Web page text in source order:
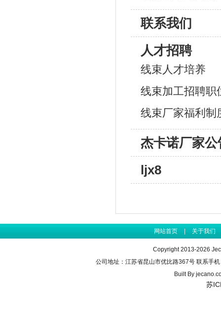
联系我们
人才招聘
线束人才培养
线束加工招聘职
线束厂家福利制
杰卡诺厂家公
ljx8
网站首页 关于我们
Copyright 2013-2026
公司地址：江苏省昆山市优比路367号 联系手
Built By
苏